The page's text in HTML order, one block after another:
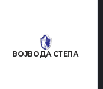
ВОЈВОДА СТЕПА